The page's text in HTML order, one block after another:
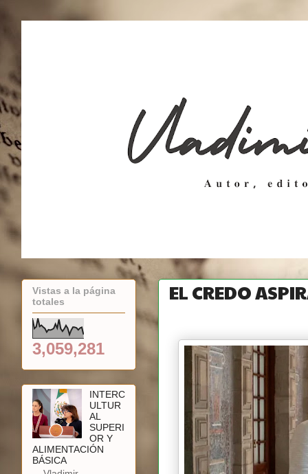
EL CREDO
Vistas a la página
totales
3,059,281
INTERC
ULTUR
AL
SUPERI
OR Y
ALIMENTACIÓN
BÁSICA